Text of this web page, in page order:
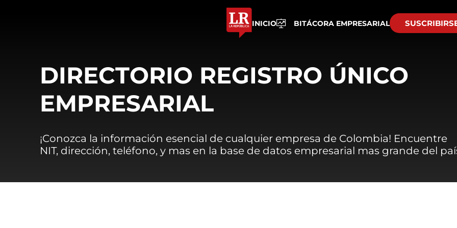
INICIO BITÁCORA EMPRESARIAL
DIRECTORIO REGISTRO ÚNICO
EMPRESARIAL
¡Conozca la información esencial de cualquier empresa de Colombia! Encuentre
NIT, dirección, teléfono, y mas en la base de datos empresarial mas grande del